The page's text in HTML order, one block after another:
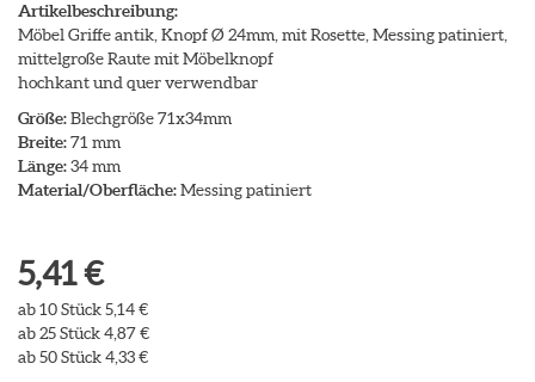
Artikelbeschreibung:
Möbel Griffe antik, Knopf Ø 24mm, mit Rosette, Messing patiniert,
mittelgroße Raute mit Möbelknopf
hochkant und quer verwendbar
Größe:Blechgröße 71x34mm
Breite:71 mm
Länge:34 mm
Material/Oberfläche:Messing patiniert
5,41 €
ab 10 Stück 5,14 €
ab 25 Stück 4,87 €
ab 50 Stück 4,33 €